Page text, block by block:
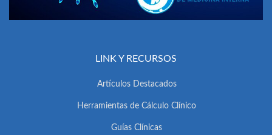
LINK Y RECURSOS
Artículos Destacados
Herramientas de Cálculo Clínico
Guías Clínicas